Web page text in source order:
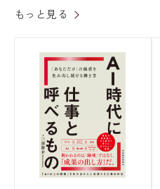
もっと見る